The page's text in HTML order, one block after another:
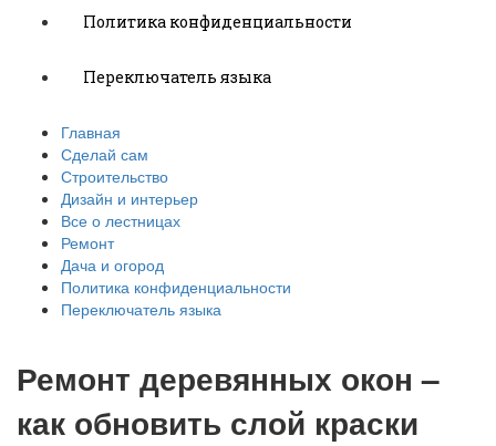
Политика конфиденциальности
Переключатель языка
Главная
Сделай сам
Строительство
Дизайн и интерьер
Все о лестницах
Ремонт
Дача и огород
Политика конфиденциальности
Переключатель языка
Ремонт деревянных окон –
как обновить слой краски